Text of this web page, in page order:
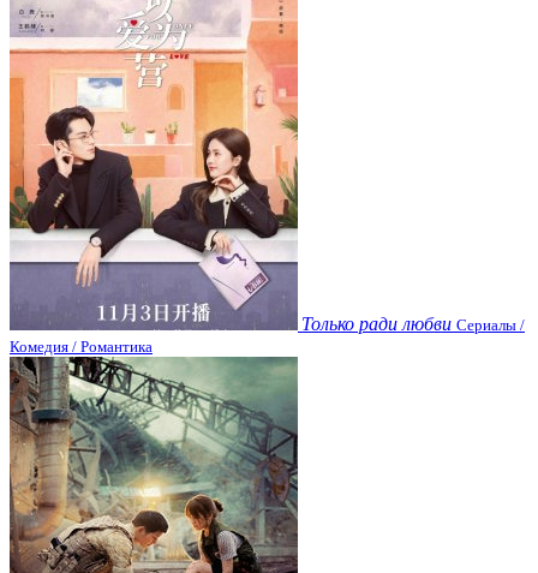
Только ради любви Сериалы /
Комедия / Романтика